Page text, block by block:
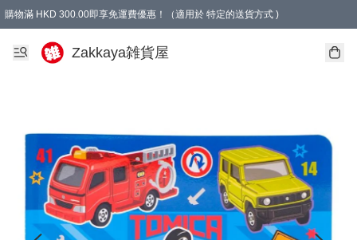
購物滿 HKD 300.00即享免運費優惠！（適用於 特定的送貨方式 )
Zakkaya雑貨屋